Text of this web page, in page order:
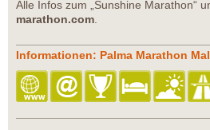
Alle Infos zum „Sunshine Marathon“
marathon.com
Informationen: Palma Marathon